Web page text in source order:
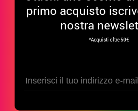
primo acquisto
nostra
*Acquisti oltre 50€